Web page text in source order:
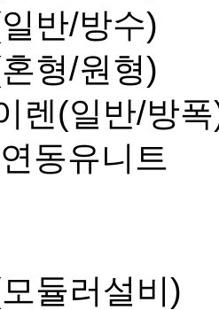
반/방수)
형/원형)
렌(일반/방
동유니트
듈러설비)